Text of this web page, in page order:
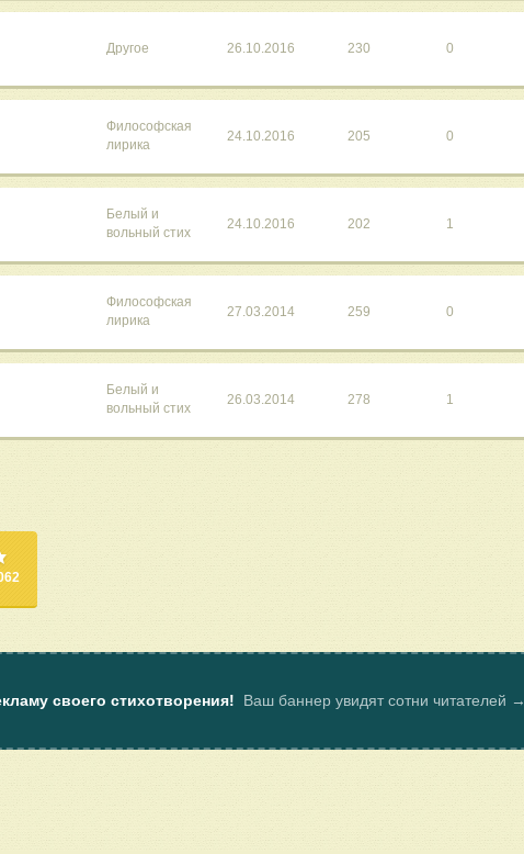
Другое 26.10.2016 230 0
Философская
лирика
24.10.2016 205 0
Белый и
вольный стих
24.10.2016 202 1
Философская
лирика
27.03.2014 259 0
Белый и
вольный стих
26.03.2014 278 1
своего стихотворения! Ваш баннер увидят сотни читателей →